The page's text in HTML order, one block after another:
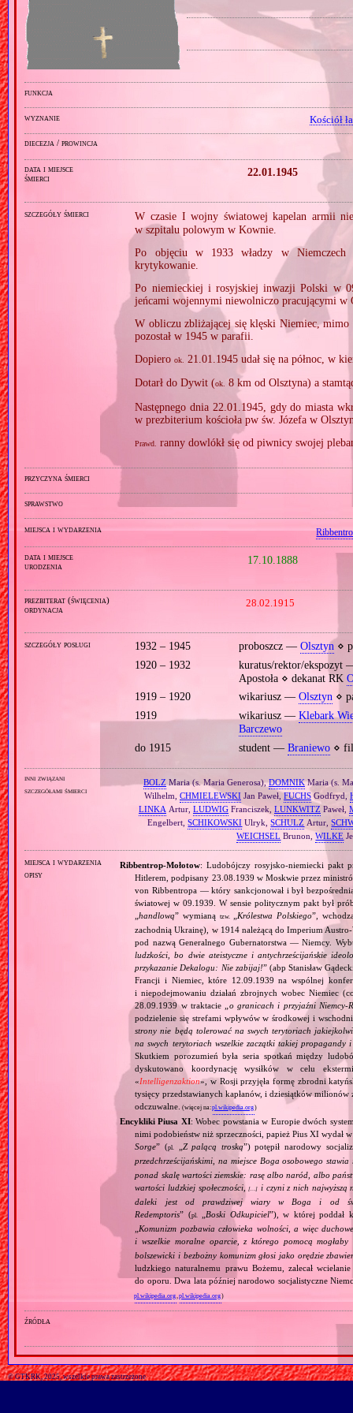
funkcja
wyznanie Kościół
diecezja / prowincja
data i miejsce
śmierci
22.01.1945
szczegóły śmierci
W czasie I wojny światowej kapelan armii
w szpitalu polowym w Kownie.
Po objęciu w 1933 władzy w Niemczech
krytykowanie.
Po niemieckiej i rosyjskiej inwazji Polski w
jeńcami wojennymi niewolniczo pracującymi w
W obliczu zbliżającej się klęski Niemiec,
pozostał w 1945 w parafii.
Dopierook. 21.01.1945 udał się na północ, w
Dotarł do Dywit (ok. 8 km od Olsztyna) a
Następnego dnia 22.01.1945, gdy do miasta
w prezbiterium kościoła pw św. Józefa w
Prawd. ranny dowlókł się od piwnicy swojej
przyczyna śmierci
sprawstwo
miejsca i wydarzenia
data i miejsce
urodzenia
17.10.1888
prezbiterat (święcenia)
ordynacja
28.02.1915
szczegóły posługi 1932 – 1945 proboszcz — Olsztyn⋄
1920 – 1932
kuratus/rektor/
Apostoła ⋄ dekanat RK
1919 – 1920
wikariusz — Olsztyn⋄
1919
wikariusz — Klebark
Barczewo
do 1915
student — Braniewo⋄
inni związani
szczegółami śmierci
BOLZ Maria (s. Maria Generosa),DOMNIKMaria (s.
Wilhelm, CHMIELEWSKIJan Paweł,FUCHSGodfryd,
LINKA Artur, LUDWIGFranciszek, LUNKWITZ Paweł,
Engelbert,SCHIKOWSKI Ulryk,SCHULZ Artur,
WEICHSEL Brunon,WILKE
miejsca i wydarzenia
opisy
Ribbentrop‐Mołotow: Ludobójczy rosyjsko‐niemiecki pakt
Hitlerem, podpisany 23.08.1939 w Moskwie przez
von Ribbentropa — który sankcjonował i był
światowej w 09.1939. W sensie politycznym pakt był
„handlową” wymianą tzw. Królestwa Polskiego”,
zachodnią Ukrainę), w 1914 należącą do Imperium
pod nazwą Generalnego Gubernatorstwa — Niemcy.
ludzkości, bo dwie ateistyczne i antychrześcijańskie
przykazanie Dekalogu: Nie zabijaj!” (abp Stanisław
Francji i Niemiec, które 12.09.1939 na wspólnej
i niepodejmowaniu działań zbrojnych wobec Niemiec
28.09.1939 w traktacie „ o granicach i przyjaźni
podzielenie się strefami wpływów w środkowej i
strony nie będą tolerować na swych terytoriach
na swych terytoriach wszelkie zaczątki takiej
Skutkiem porozumień była seria spotkań między
dyskutowano koordynację wysiłków w celu
«Intelligenzaktion», w Rosji przyjęła formę zbrodni
tysięcy przedstawianych kapłanów, i dziesiątków
odczuwalne. (więcej na:pl.wikipedia.org)
Encykliki Piusa XI: Wobec powstania w Europie dwóch
nimi podobieństw niż sprzeczności, papież Pius XI
Sorge” (pl. Z palącą troską”) potępił narodowy
przedchrześcijańskimi, na miejsce Boga osobowego
ponad skalę wartości ziemskie: rasę albo naród, albo
wartości ludzkiej społeczności,[…] i czyni z nich najwyższą
daleki jest od prawdziwej wiary w Boga i od
Redemptoris” (pl. Boski Odkupiciel”), w której poddał
Komunizm pozbawia człowieka wolności, a więc
i wszelkie moralne oparcie, z którego pomocą
bolszewicki i bezbożny komunizm głosi jako orędzie
ludzkiego naturalnemu prawu Bożemu, zalecał
do oporu. Dwa lata później narodowo socjalistyczne
pl.wikipedia.org ,pl.wikipedia.org)
źródła
© GTKRK, 2025, wszelkie prawa zastrzeżone